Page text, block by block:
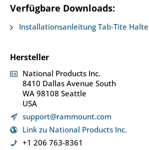
Verfügbare Downloads:
Installationsanleitung Tab-Tite
Hersteller
National Products Inc.
8410 Dallas Avenue South
WA 98108 Seattle
USA
support@rammount.com
Link zu National Products Inc.
+1 206 763-8361